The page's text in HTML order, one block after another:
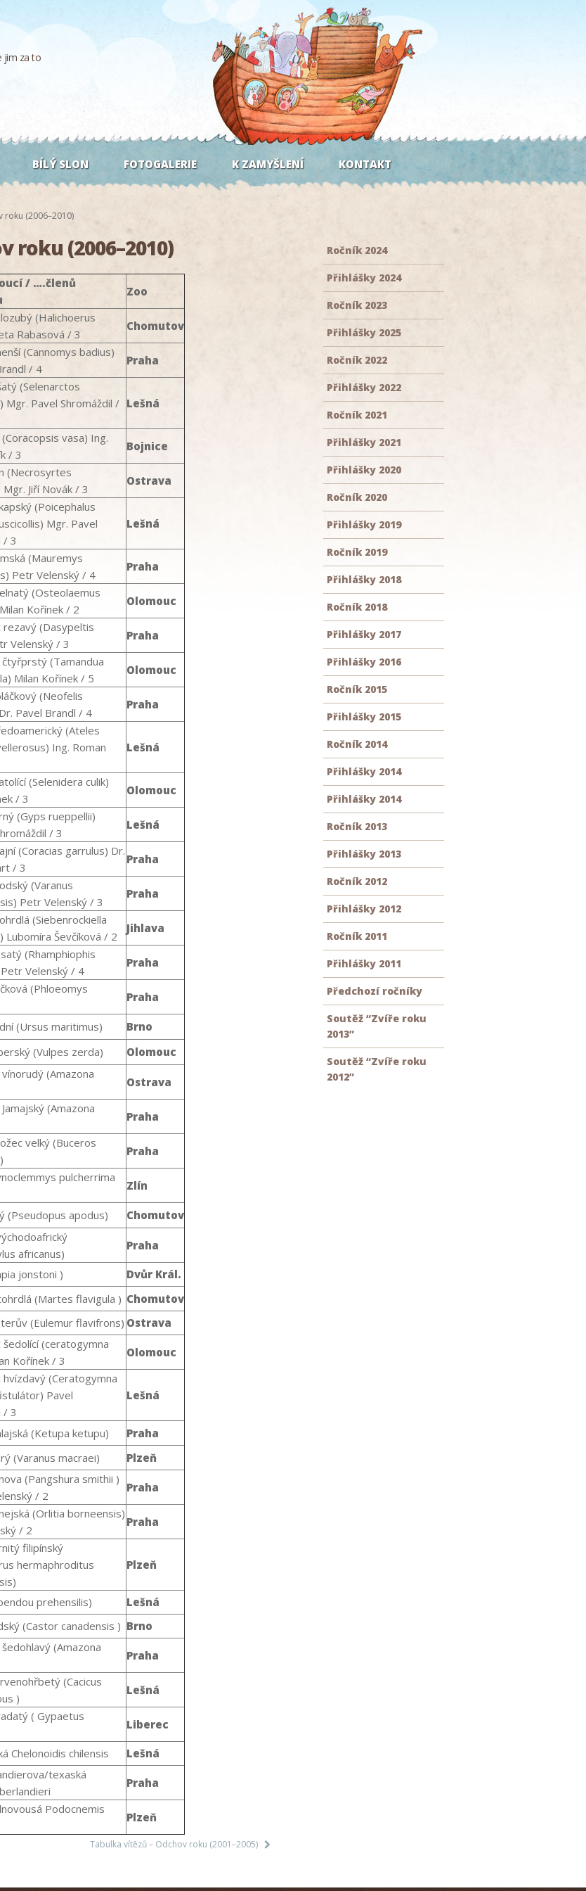
jim za to
BÍLÝ SLON FOTOGALERIE K ZAMYŠLENÍ KONTAKT
roku (2006–2010)
roku (2006–2010)
/ ….členů
Zoo
(Halichoerus
Rabasová / 3
Chomutov
(Cannomys badius)
/ 4
Praha
(Selenarctos
) Mgr. Pavel Shromáždil / Lešná
vasa) Ing.
/ 3
Bojnice
(Necrosyrtes
Jiří Novák / 3
Ostrava
(Poicephalus
) Mgr. Pavel
/ 3
Lešná
(Mauremys
) Petr Velenský / 4
Praha
(Osteolaemus
Kořínek / 2
Olomouc
rezavý (Dasypeltis
Velenský / 3
Praha
čtyřprstý (Tamandua
) Milan Kořínek / 5
Olomouc
(Neofelis
Pavel Brandl / 4
Praha
(Ateles
) Ing. Roman
Lešná
(Selenidera culik)
/ 3
Olomouc
(Gyps rueppellii)
/ 3
Lešná
(Coracias garrulus) Dr.
/ 3
Praha
(Varanus
) Petr Velenský / 3
Praha
(Siebenrockiella
) Lubomíra Ševčíková / 2
Jihlava
(Rhamphiophis
Velenský / 4
Praha
(Phloeomys
Praha
(Ursus maritimus)
Brno
(Vulpes zerda) Olomouc
(Amazona
Ostrava
(Amazona
Praha
velký (Buceros
)
Praha
pulcherrima
Zlín
(Pseudopus apodus) Chomutov
africanus)
Praha
jonstoni )
Dvůr Král.
(Martes flavigula ) Chomutov
(Eulemur flavifrons) Ostrava
(ceratogymna
Kořínek / 3
Olomouc
(Ceratogymna
Pavel
/ 3
Lešná
(Ketupa ketupu) Praha
(Varanus macraei) Plzeň
(Pangshura smithii )
/ 2
Praha
(Orlitia borneensis)
/ 2
Praha
filipínský
hermaphroditus
Plzeň
prehensilis)
Lešná
(Castor canadensis ) Brno
(Amazona
Praha
(Cacicus
)
Lešná
( Gypaetus
Liberec
Chelonoidis chilensis Lešná
texaská
Praha
Podocnemis
Plzeň
Tabulka vítězů – Odchov roku (2001–2005)
Ročník 2024
Přihlášky 2024
Ročník 2023
Přihlášky 2025
Ročník 2022
Přihlášky 2022
Ročník 2021
Přihlášky 2021
Přihlášky 2020
Ročník 2020
Přihlášky 2019
Ročník 2019
Přihlášky 2018
Ročník 2018
Přihlášky 2017
Přihlášky 2016
Ročník 2015
Přihlášky 2015
Ročník 2014
Přihlášky 2014
Přihlášky 2014
Ročník 2013
Přihlášky 2013
Ročník 2012
Přihlášky 2012
Ročník 2011
Přihlášky 2011
Předchozí ročníky
Soutěž “Zvíře roku
2013”
Soutěž “Zvíře roku
2012”